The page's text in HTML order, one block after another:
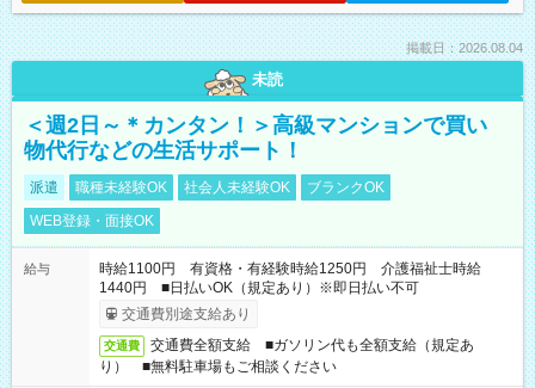
掲載日：2026.08.04
未読
＜週2日～＊カンタン！＞高級マンションで買い
物代行などの生活サポート！
派遣 職種未経験OK 社会人未経験OK
ブランクOK
WEB登録・面接OK
給与
時給1100円 有資格・有経験時給1250円 介護福祉士時給
1440円 ■日払いOK（規定あり）※即日払い不可
交通費別途支給あり
交通費
交通費全額支給 ■ガソリン代も全額支給（規定あ
り） ■無料駐車場もご相談ください